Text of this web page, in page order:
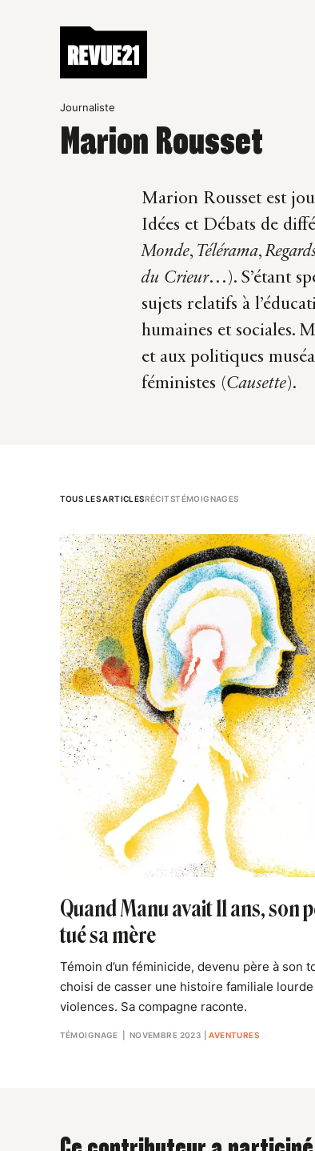
Journaliste
Marion Rousset
Marion Rousset est
Idées et Débats de
Monde, Télérama,
du Crieur…). S’étant
sujets relatifs à
humaines et sociales.
et aux politiques
féministes (Causette).
TOUS LES ARTICLESRÉCITSTÉMOIGNAGES
Quand Manu avait 11 ans, son
tué sa mère
Témoin d’un féminicide, devenu père à son
choisi de casser une histoire familiale lourde
violences. Sa compagne raconte.
TÉMOIGNAGE | NOVEMBRE 2023 |AVENTURES